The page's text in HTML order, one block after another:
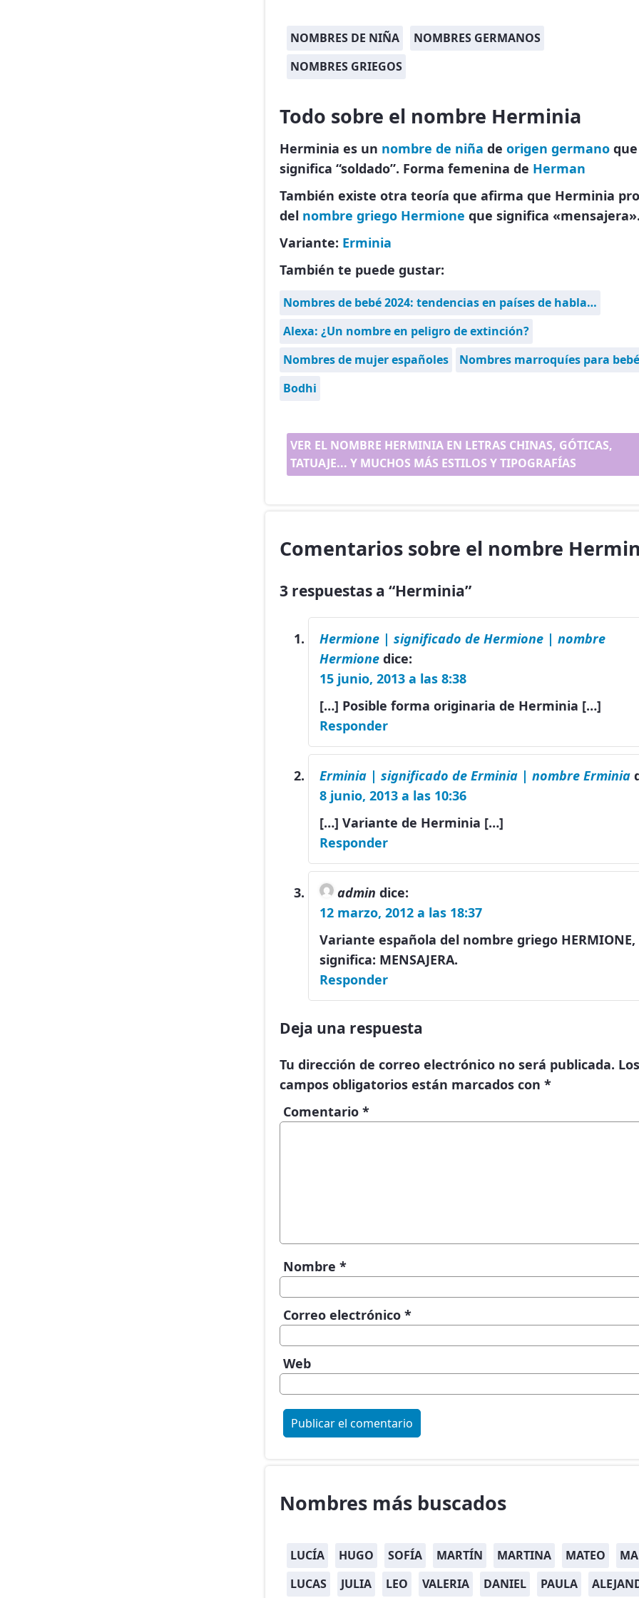
NOMBRES DE NIÑA
NOMBRES GERMANOS
NOMBRES GRIEGOS
Todo sobre el nombre Herminia
Herminia es un nombre de niña de origen germano que
significa “soldado”. Forma femenina de Herman
También existe otra teoría que afirma que Herminia
del nombre griego Hermione que significa
Variante: Erminia
También te puede gustar:
Nombres de bebé 2024: tendencias en países de habla…
Alexa: ¿Un nombre en peligro de extinción?
Nombres de mujer españoles
Nombres marroquíes para
Bodhi
VER EL NOMBRE HERMINIA EN LETRAS CHINAS, GÓTICAS,
TATUAJE... Y MUCHOS MÁS ESTILOS Y TIPOGRAFÍAS
Comentarios sobre el nombre
3 respuestas a “Herminia”
Hermione | significado de Hermione | nombre
Hermione dice:
15 junio, 2013 a las 8:38
[…] Posible forma originaria de Herminia […]
Responder
Erminia | significado de Erminia | nombre Erminia
8 junio, 2013 a las 10:36
[…] Variante de Herminia […]
Responder
admin dice:
12 marzo, 2012 a las 18:37
Variante española del nombre griego
significa: MENSAJERA.
Responder
Deja una respuesta
Tu dirección de correo electrónico no será publicada. Los
campos obligatorios están marcados con *
Comentario *
Nombre *
Correo electrónico *
Web
Nombres más buscados
LUCÍA HUGO SOFÍA MARTÍN MARTINA MATEO
LUCAS
JULIA LEO VALERIA DANIEL PAULA